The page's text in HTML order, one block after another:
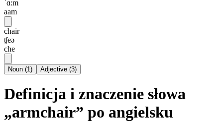
ˈɑ:m
aam
chair
ʧeə
che
Noun (1) Adjective (3)
Definicja i znaczenie słowa
„armchair” po angielsku